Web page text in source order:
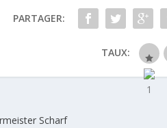
PARTAGER:
TAUX:
Scharf